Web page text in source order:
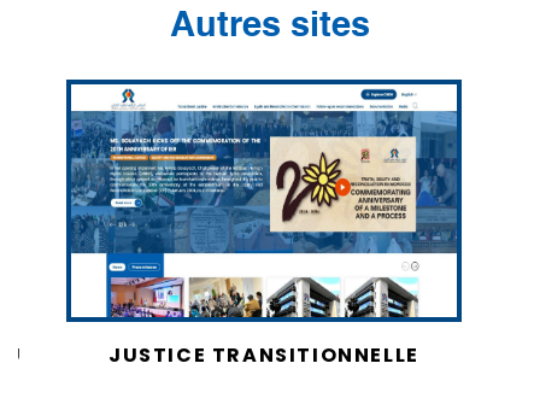
Autres sites
JUSTICE TRANSITIONNELLE